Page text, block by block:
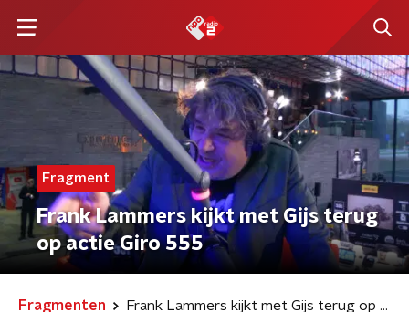
Fragment
Frank Lammers kijkt met Gijs terug
op actie Giro 555
Fragmenten Frank Lammers kijkt met Gijs terug op actie Giro 555